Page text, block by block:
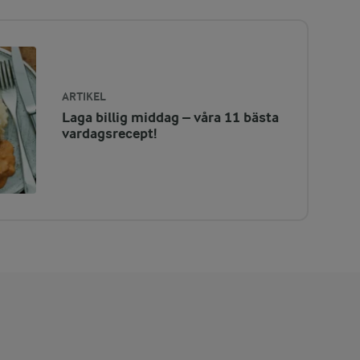
ARTIKEL
Laga billig middag – våra 11 bästa
vardagsrecept!